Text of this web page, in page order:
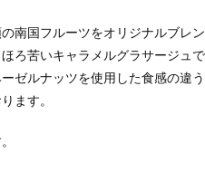
南国フルーツをオリジナルブレン
ろ苦いキャラメルグラサージュで
ゼルナッツを使用した食感の違う
ます。